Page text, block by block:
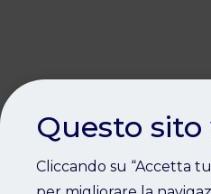
Questo
Cliccando su “Accetta